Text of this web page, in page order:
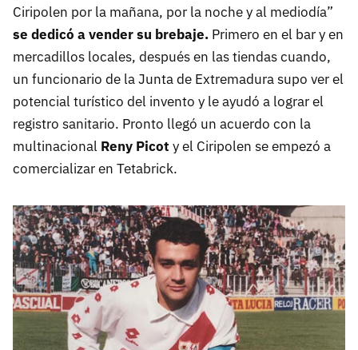
Ciripolen por la mañana, por la noche y al mediodía”
se dedicó a vender su brebaje. Primero en el bar y en
mercadillos locales, después en las tiendas cuando,
un funcionario de la Junta de Extremadura supo ver el
potencial turístico del invento y le ayudó a lograr el
registro sanitario. Pronto llegó un acuerdo con la
multinacional Reny Picot y el Ciripolen se empezó a
comercializar en Tetabrick.